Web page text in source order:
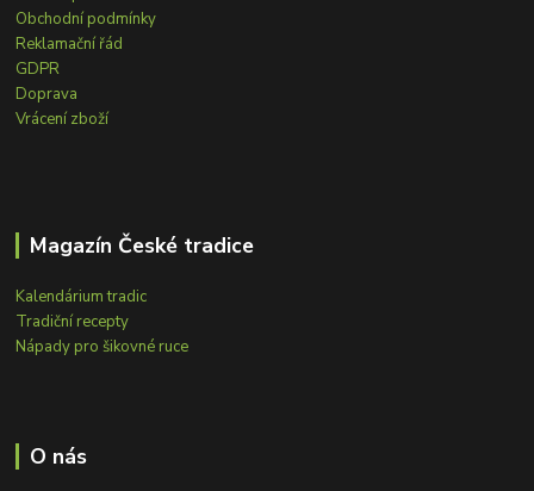
Obchodní podmínky
Reklamační řád
GDPR
Doprava
Vrácení zboží
Magazín České tradice
Kalendárium tradic
Tradiční recepty
Nápady pro šikovné ruce
O nás